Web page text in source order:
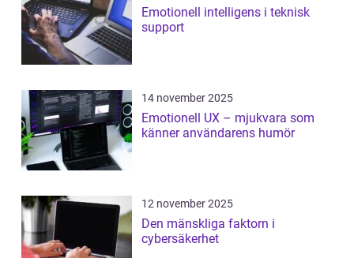
Emotionell intelligens i teknisk
support
14 november 2025
Emotionell UX – mjukvara som
känner användarens humör
12 november 2025
Den mänskliga faktorn i
cybersäkerhet